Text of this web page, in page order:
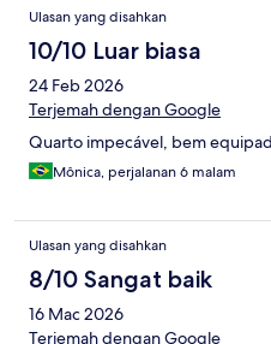
Ulasan yang disahkan
10/10 Luar biasa
24 Feb 2026
Terjemah dengan Google
Quarto impecável, bem
Mônica, perjalanan 6 malam
Ulasan yang disahkan
8/10 Sangat baik
16 Mac 2026
Terjemah dengan Google